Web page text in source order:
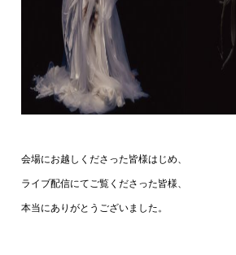
会場にお越しくださった皆様はじめ、
ライブ配信にてご覧くださった皆様、
本当にありがとうございました。